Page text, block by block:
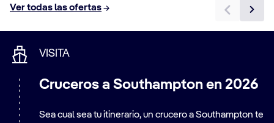
llevarte a islas de arena blanca en el
, como
Ver todas las ofertas
VISITA
Cruceros a Southampton en 2026
Sea cual sea tu itinerario, un crucero a Southampton te